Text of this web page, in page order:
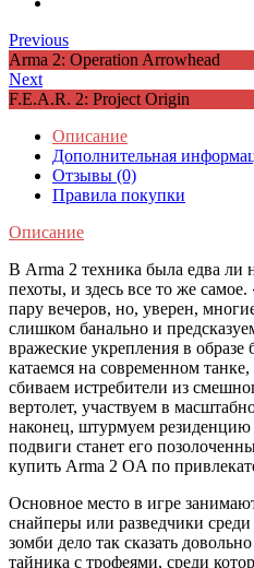
Previous
Arma 2: Operation Arrowhead
Next
F.E.A.R. 2: Project Origin
Описание
Дополнительная
Отзывы (0)
Правила покупки
Описание
В Arma 2 техника была едва ли
пехоты, и здесь все то же
пару вечеров, но, уверен,
слишком банально и
вражеские укрепления в образе
катаемся на современном
сбиваем истребители из
вертолет, участвуем в
наконец, штурмуем
подвиги станет его
купить Arma 2 OA по
Основное место в игре
снайперы или разведчики
зомби дело так сказать
тайника с трофеями, среди